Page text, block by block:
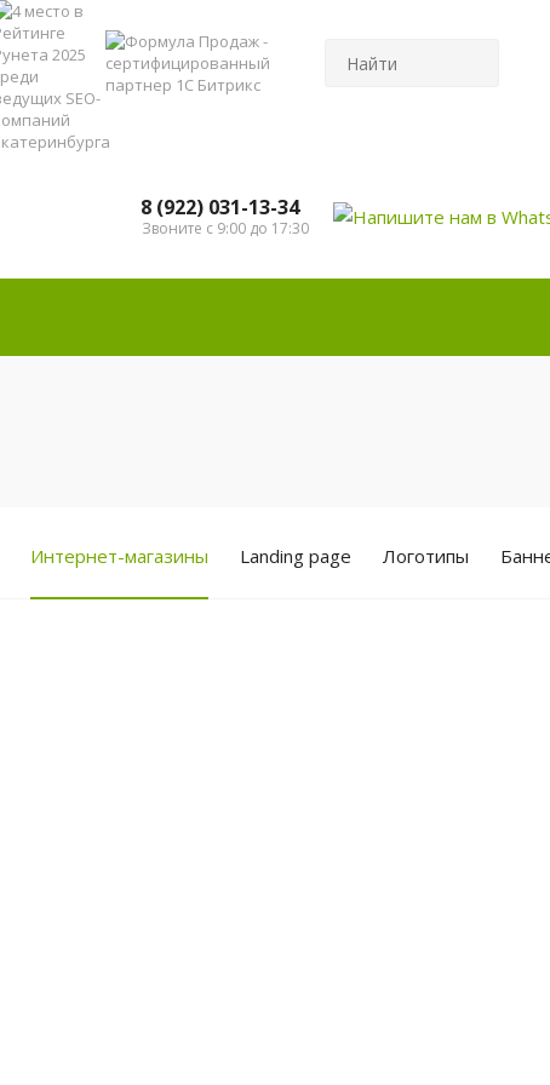
8 (922) 031-13-34
Звоните с 9:00 до 17:30
Интернет-магазины Landing page Логотипы